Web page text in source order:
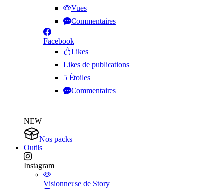
Vues
Commentaires
Facebook
Likes
Likes de publications
5 Étoiles
Commentaires
NEW
Nos packs
Outils
Instagram
Visionneuse de Story